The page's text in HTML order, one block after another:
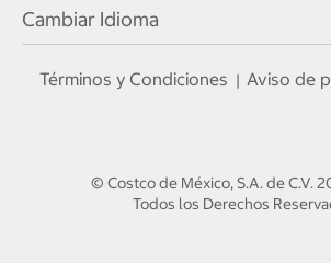
Cambiar Idioma
Términos y Condiciones | Aviso de
© Costco de México, S.A. de C.V.
Todos los Derechos